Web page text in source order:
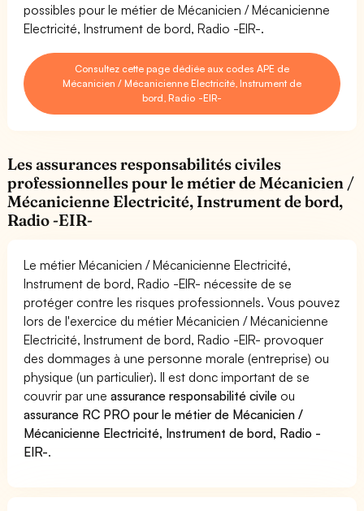
possibles pour le métier de Mécanicien / Mécanicienne
Electricité, Instrument de bord, Radio -EIR-.
Consultez cette page dédiée aux codes APE de
Mécanicien / Mécanicienne Electricité, Instrument de
bord, Radio -EIR-
Les assurances responsabilités civiles
professionnelles pour le métier de Mécanicien /
Mécanicienne Electricité, Instrument de bord,
Radio -EIR-
Le métier Mécanicien / Mécanicienne Electricité,
Instrument de bord, Radio -EIR- nécessite de se
protéger contre les risques professionnels. Vous pouvez
lors de l'exercice du métier Mécanicien / Mécanicienne
Electricité, Instrument de bord, Radio -EIR- provoquer
des dommages à une personne morale (entreprise) ou
physique (un particulier). Il est donc important de se
couvrir par uneassurance responsabilité civile ou
assurance RC PRO pour le métier de Mécanicien /
Mécanicienne Electricité, Instrument de bord, Radio -
EIR-.